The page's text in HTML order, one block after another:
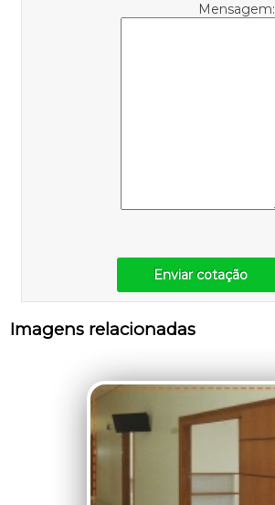
Mensagem:
Enviar cotação
Imagens relacionadas